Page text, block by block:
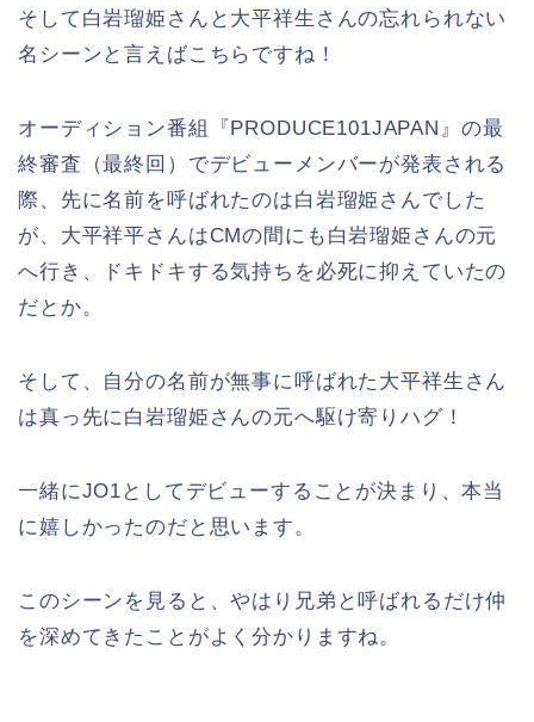
そして白岩瑠姫さんと大平祥生さんの忘れられない
名シーンと言えばこちらですね！
オーディション番組『PRODUCE101JAPAN』の最
終審査（最終回）でデビューメンバーが発表される
際、先に名前を呼ばれたのは白岩瑠姫さんでした
が、大平祥平さんはCMの間にも白岩瑠姫さんの元
へ行き、ドキドキする気持ちを必死に抑えていたの
だとか。
そして、自分の名前が無事に呼ばれた大平祥生さん
は真っ先に白岩瑠姫さんの元へ駆け寄りハグ！
一緒にJO1としてデビューすることが決まり、本当
に嬉しかったのだと思います。
このシーンを見ると、やはり兄弟と呼ばれるだけ仲
を深めてきたことがよく分かりますね。